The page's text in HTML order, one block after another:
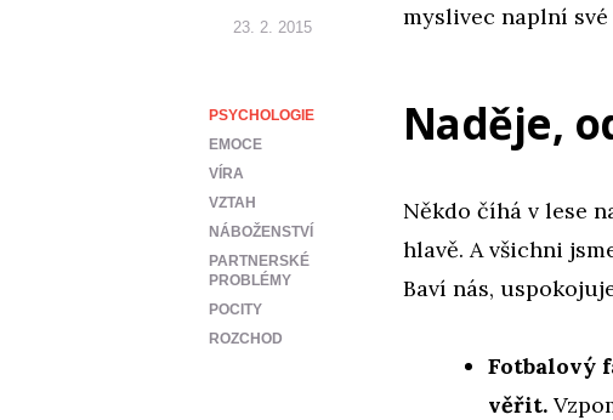
23. 2. 2015
PSYCHOLOGIE
EMOCE
VÍRA
VZTAH
NÁBOŽENSTVÍ
PARTNERSKÉ
PROBLÉMY
POCITY
ROZCHOD
myslivec naplní
Naděje,
Někdo číhá v lese
hlavě. A všichni
Baví nás,
Fotbalový
věřit.